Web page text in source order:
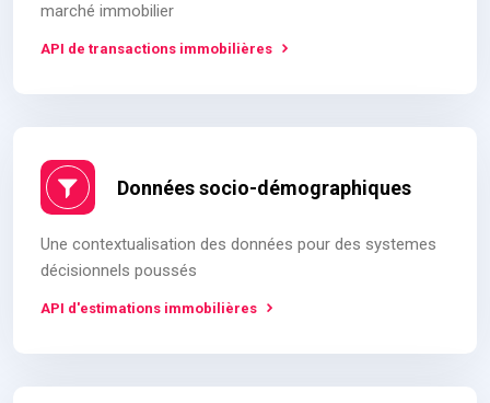
marché immobilier
API de transactions immobilières
Données socio-démographiques
Une contextualisation des données pour des systemes
décisionnels poussés
API d'estimations immobilières